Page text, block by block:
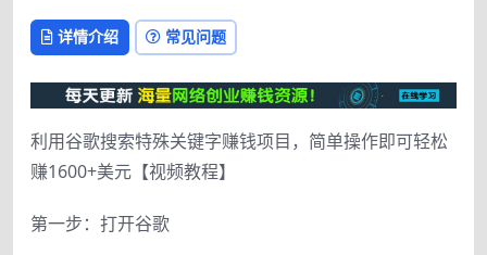
详情介绍 常见问题
利用谷歌搜索特殊关键字赚钱项目，简单操作即可轻松
赚1600+美元【视频教程】
第一步：打开谷歌